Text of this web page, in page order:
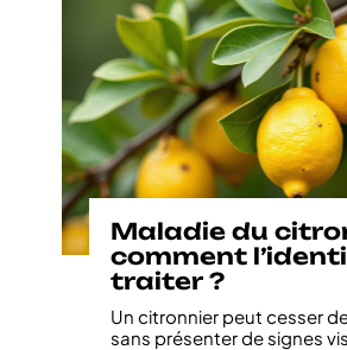
Maladie du
comment
traiter ?
Un citronnier peut cesser
sans présenter de signes